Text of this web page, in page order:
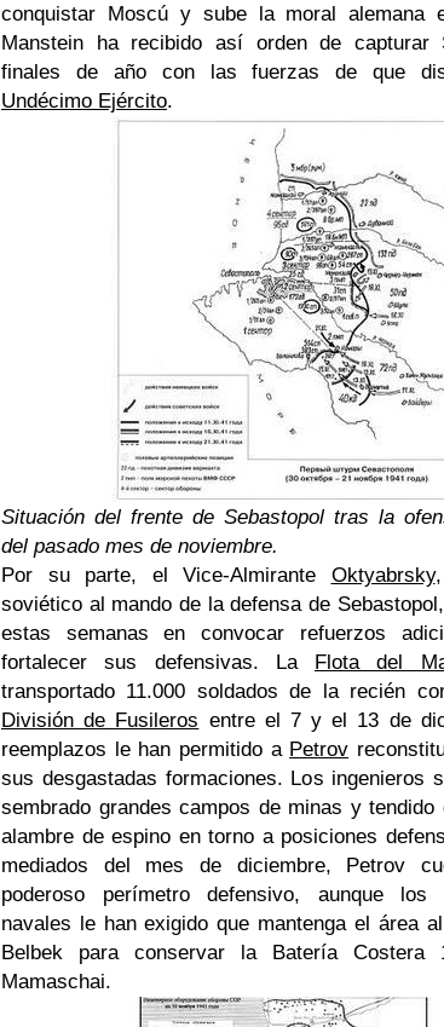
conquistar Moscú y sube la moral alemana
Manstein ha recibido así orden de capturar
finales de año con las fuerzas de que
Undécimo Ejército.
Situación del frente de Sebastopol tras la
del pasado mes de noviembre.
Por su parte, el Vice-Almirante Oktyabrsky
soviético al mando de la defensa de
estas semanas en convocar refuerzos
fortalecer sus defensivas. La Flota del
transportado 11.000 soldados de la recién
División de Fusileros entre el 7 y el 13 de
reemplazos le han permitido a Petrov
sus desgastadas formaciones. Los ingenieros
sembrado grandes campos de minas y tendido
alambre de espino en torno a posiciones
mediados del mes de diciembre, Petrov
poderoso perímetro defensivo, aunque los
navales le han exigido que mantenga el área
Belbek para conservar la Batería Costera
Mamaschai.